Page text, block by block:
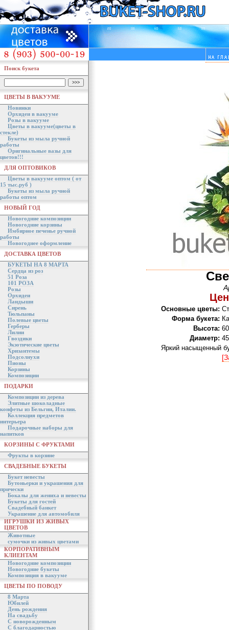
Поиск букета
ЦВЕТЫ В ВАКУУМЕ
Новинки
Орхидеи в вакууме
Розы в вакууме
Цветы в вакууме(цветы в
стекле)
Букеты из мыла ручной
работы
Оригинальные вазы для
цветов!!!
ДЛЯ ОПТОВИКОВ
Цветы в вакууме оптом ( от
15 тыс.руб )
Букеты из мыла ручной
работы оптом
НОВЫЙ ГОД
Новогодние композиции
Новогодние корзины
Имбирное печенье ручной
работы
Новогоднее оформление
ДОСТАВКА ЦВЕТОВ
БУКЕТЫ НА 8 МАРТА
Сердца из роз
51 Роза
101 РОЗА
Розы
Орхидеи
Ландыши
Сирень
Тюльпаны
Полевые цветы
Герберы
Лилии
Гвоздики
Экзотические цветы
Хризантемы
Подсолнухи
Пионы
Корзины
Композиции
ПОДАРКИ
Композиции из дерева
Элитные шоколадные
конфеты из Бельгии, Италии.
Коллекция предметов
интерьера
Подарочные наборы для
напитков
КОРЗИНЫ С ФРУКТАМИ
Фрукты в корзине
СВАДЕБНЫЕ БУКЕТЫ
Букет невесты
Бутоньерки и украшения для
прически
Бокалы для жениха и невесты
Букеты для гостей
Свадебный банкет
Украшение для автомобиля
ИГРУШКИ ИЗ ЖИВЫХ
ЦВЕТОВ
Животные
сумочки из живых цветами
КОРПОРАТИВНЫМ
КЛИЕНТАМ
Новогодние композиции
Новогодние букеты
Композиция в вакууме
ЦВЕТЫ ПО ПОВОДУ
8 Марта
Юбилей
День рождения
На свадьбу
С новорожденным
С благодарностью
Основные цветы:
Форма букета:
Высота: 60
Диаметр: 45
Яркий насыщенный